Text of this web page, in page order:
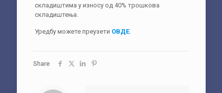
складиштима у износу од 40% трошкова
складиштења.
Уредбу можете преузети ОВДЕ.
Share